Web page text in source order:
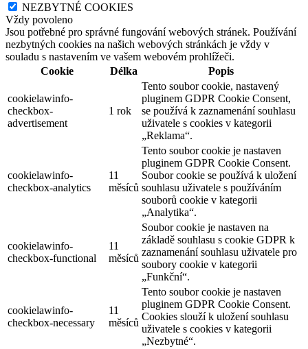
NEZBYTNÉ COOKIES
Vždy povoleno
Jsou potřebné pro správné fungování webových stránek. Používání
nezbytných cookies na našich webových stránkách je vždy v
souladu s nastavením ve vašem webovém prohlížeči.
Cookie
Délka Popis
cookielawinfo-
checkbox-
advertisement
1 rok
Tento soubor cookie, nastavený
pluginem GDPR Cookie Consent,
se používá k zaznamenání souhlasu
uživatele s cookies v kategorii
„Reklama“.
cookielawinfo-
checkbox-analytics
11
měsíců
Tento soubor cookie je nastaven
pluginem GDPR Cookie Consent.
Soubor cookie se používá k uložení
souhlasu uživatele s používáním
souborů cookie v kategorii
„Analytika“.
cookielawinfo-
checkbox-functional
11
měsíců
Soubor cookie je nastaven na
základě souhlasu s cookie GDPR k
zaznamenání souhlasu uživatele pro
soubory cookie v kategorii
„Funkční“.
cookielawinfo-
checkbox-necessary
11
měsíců
Tento soubor cookie je nastaven
pluginem GDPR Cookie Consent.
Cookies slouží k uložení souhlasu
uživatele s cookies v kategorii
„Nezbytné“.